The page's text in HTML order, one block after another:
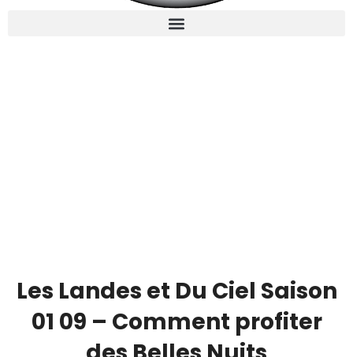
Les Landes et Du Ciel Saison
01 09 – Comment profiter